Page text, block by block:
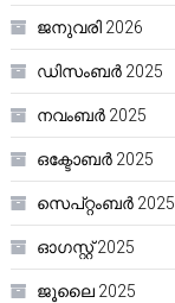
ജനുവരി 2026
ഡിസംബർ 2025
നവംബർ 2025
ഒക്ടോബർ 2025
സെപ്റ്റംബർ 2025
ഓഗസ്റ്റ്‌ 2025
ജൂലൈ 2025